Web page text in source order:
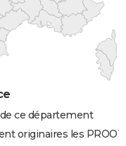
ce département
originaires les PROOT